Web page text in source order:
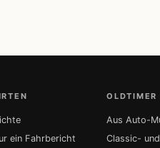
ein Fahrbericht
OLDTIMER
Aus Auto-
Classic-